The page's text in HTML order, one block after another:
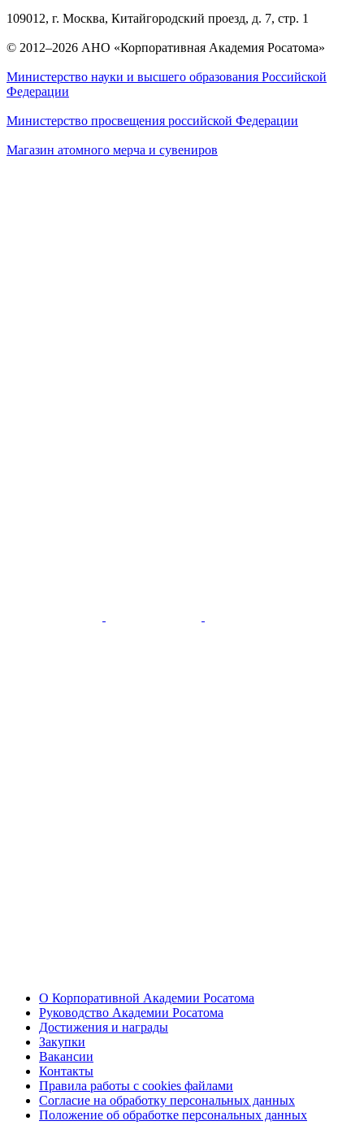
109012, г. Москва, Китайгородский проезд, д. 7, стр. 1
© 2012–2026 АНО «Корпоративная Академия Росатома»
Министерство науки и высшего образования Российской
Федерации
Министерство просвещения российской Федерации
Магазин атомного мерча и сувениров
О Корпоративной Академии Росатома
Руководство Академии Росатома
Достижения и награды
Закупки
Вакансии
Контакты
Правила работы с cookies файлами
Согласие на обработку персональных данных
Положение об обработке персональных данных